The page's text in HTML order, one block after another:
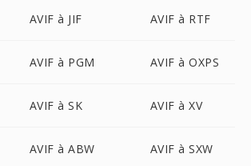
AVIF à JIF AVIF à RTF
AVIF à PGM AVIF à OXPS
AVIF à SK AVIF à XV
AVIF à ABW AVIF à SXW